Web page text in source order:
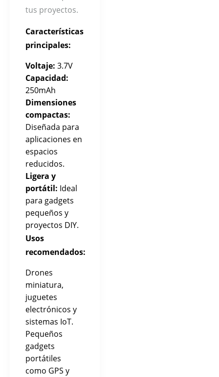
tus proyectos.
Características
principales:
Voltaje: 3.7V
Capacidad:
250mAh
Dimensiones
compactas:
Diseñada para
aplicaciones en
espacios
reducidos.
Ligera y
portátil: Ideal
para gadgets
pequeños y
proyectos DIY.
Usos
recomendados:
Drones
miniatura,
juguetes
electrónicos y
sistemas IoT.
Pequeños
gadgets
portátiles
como GPS y